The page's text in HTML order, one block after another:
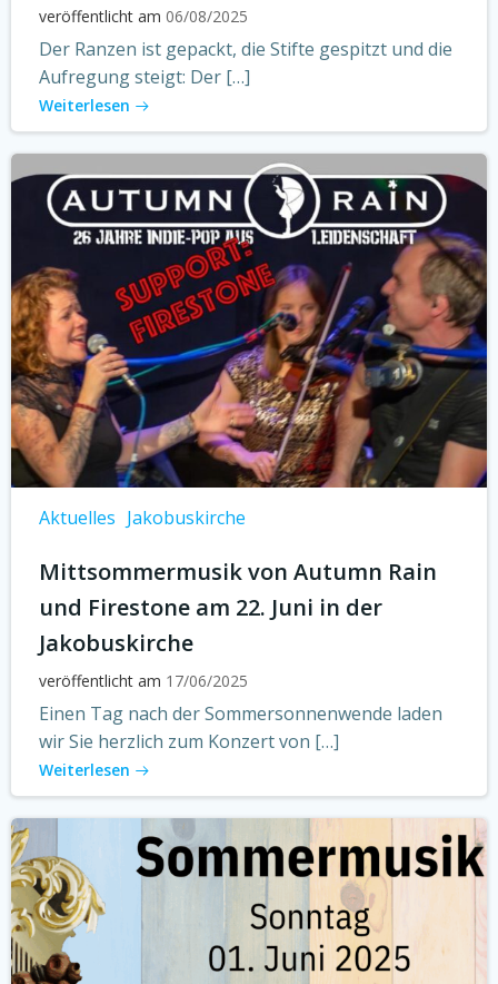
veröffentlicht am 06/08/2025
Der Ranzen ist gepackt, die Stifte gespitzt und die
Aufregung steigt: Der […]
Weiterlesen
Aktuelles Jakobuskirche
Mittsommermusik von Autumn Rain
und Firestone am 22. Juni in der
Jakobuskirche
veröffentlicht am 17/06/2025
Einen Tag nach der Sommersonnenwende laden
wir Sie herzlich zum Konzert von […]
Weiterlesen